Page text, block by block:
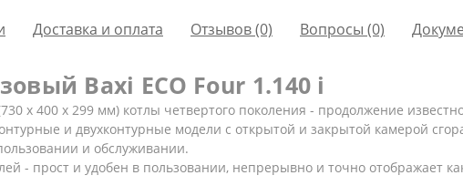
Доставка и оплата Отзывов (0) Вопросы (0)
Baxi ECO Four 1.140 i
х 400 х 299 мм) котлы четвертого поколения - продолжение
и двухконтурные модели с открытой и закрытой камерой
и обслуживании.
- прост и удобен в пользовании, непрерывно и точно отображает